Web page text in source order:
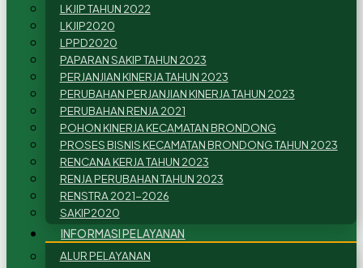
LKJIP TAHUN 2022
LKJIP2020
LPPD2020
PAPARAN SAKIP TAHUN 2023
PERJANJIAN KINERJA TAHUN 2023
PERUBAHAN PERJANJIAN KINERJA TAHUN 2023
PERUBAHAN RENJA 2021
POHON KINERJA KECAMATAN BRONDONG
PROSES BISNIS KECAMATAN BRONDONG TAHUN 2023
RENCANA KERJA TAHUN 2023
RENJA PERUBAHAN TAHUN 2023
RENSTRA 2021-2026
SAKIP2020
INFORMASI PELAYANAN
ALUR PELAYANAN